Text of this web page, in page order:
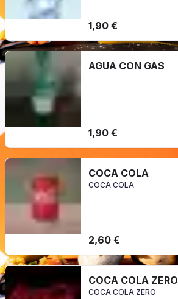
1,90 €
AGUA CON GAS
1,90 €
COCA COLA
COCA COLA
2,60 €
COCA COLA ZERO
COCA COLA ZERO